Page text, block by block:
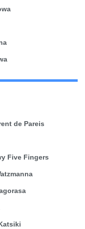
de Pareis
Five Fingers